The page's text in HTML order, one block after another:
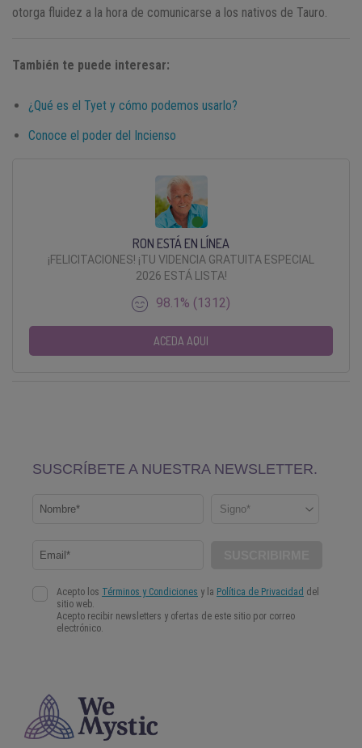
otorga fluidez a la hora de comunicarse a los nativos de Tauro.
También te puede interesar:
¿Qué es el Tyet y cómo podemos usarlo?
Conoce el poder del Incienso
RON ESTÁ EN LÍNEA
¡FELICITACIONES! ¡TU VIDENCIA GRATUITA ESPECIAL
2026 ESTÁ LISTA!
98.1% (1312)
ACEDA AQUI